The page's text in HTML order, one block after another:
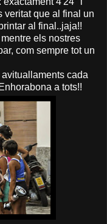
veritat que al final un
al final..jaja!!
els nostres
com sempre tot un
cada
a tots!!